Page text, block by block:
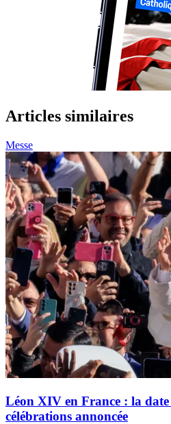
Articles similaires
Messe
Léon XIV en France : la
célébrations annoncée